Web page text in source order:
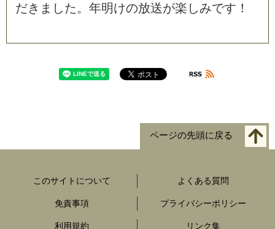
だき ま した。 年明けの放送が楽 しみです ！
ページの先頭に戻る
このサイトについて よくある質問
免責事項 プライバシーポリシー
利用規約 リンク集